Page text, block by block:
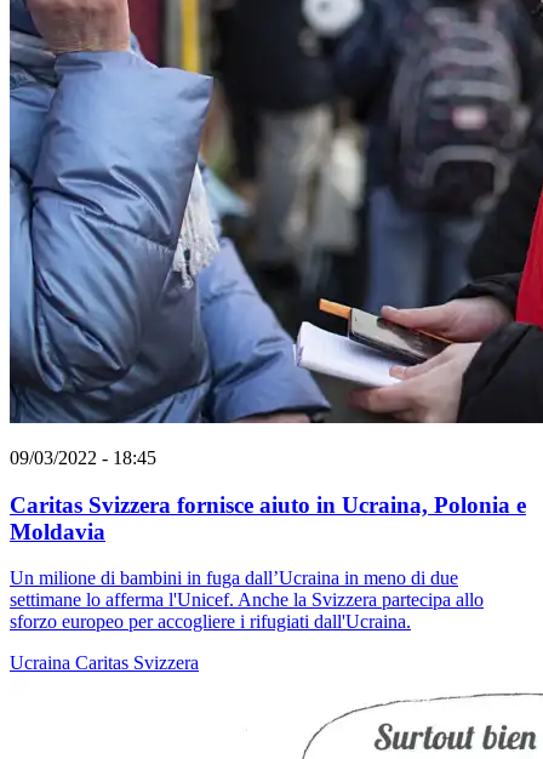
09/03/2022 - 18:45
Caritas Svizzera fornisce aiuto in Ucraina, Polonia e
Moldavia
Un milione di bambini in fuga dall’Ucraina in meno di due
settimane lo afferma l'Unicef. Anche la Svizzera partecipa allo
sforzo europeo per accogliere i rifugiati dall'Ucraina.
Ucraina Caritas Svizzera